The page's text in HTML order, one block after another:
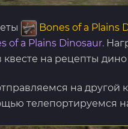
Bones of a Plains
of a Plains Dinosaur.
на рецепты
на другой
телепортируемся